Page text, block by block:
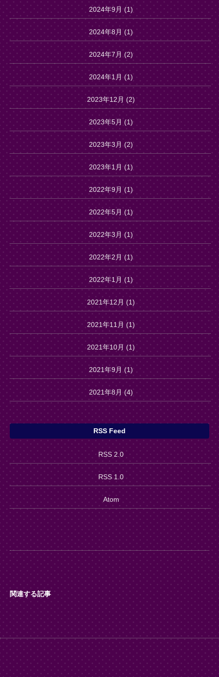
2024年9月(1)
2024年8月(1)
2024年7月(2)
2024年1月(1)
2023年12月 (2)
2023年5月 (1)
2023年3月(2)
2023年1月(1)
2022年9月(1)
2022年5月(1)
2022年3月(1)
2022年2月(1)
2022年1月 (1)
2021年12月 (1)
2021年11月 (1)
2021年10月 (1)
2021年9月(1)
2021年8月(4)
RSS Feed
RSS 2.0
RSS 1.0
Atom
関連する記事